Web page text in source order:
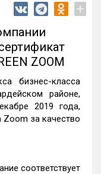
+
ZOOM
бизнес-класса
районе,
2019 года,
Zoom за качество
соответствует